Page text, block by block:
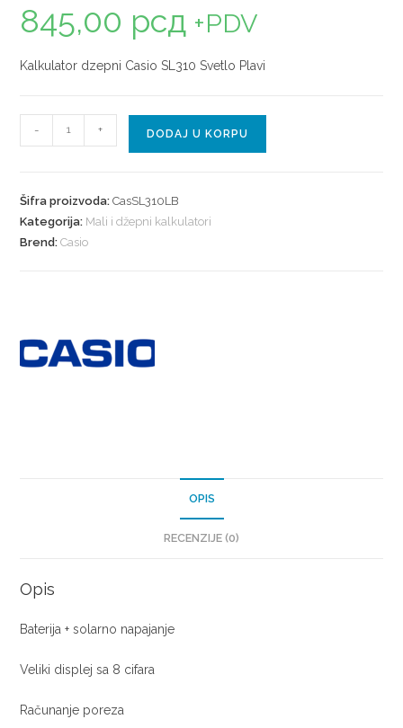
845,00 рсд +PDV
Kalkulator dzepni Casio SL310 Svetlo Plavi
- + DODAJ U KORPU
Šifra proizvoda:CasSL310LB
Kategorija: Mali i džepni kalkulatori
Brend:Casio
OPIS
RECENZIJE (0)
Opis
Baterija + solarno napajanje
Veliki displej sa 8 cifara
Računanje poreza